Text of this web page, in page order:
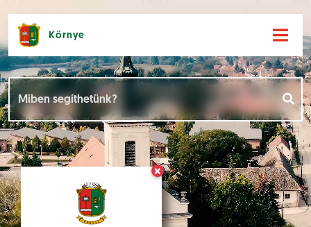
×
Környe
Hírek [
Események []
Dokumentumok []